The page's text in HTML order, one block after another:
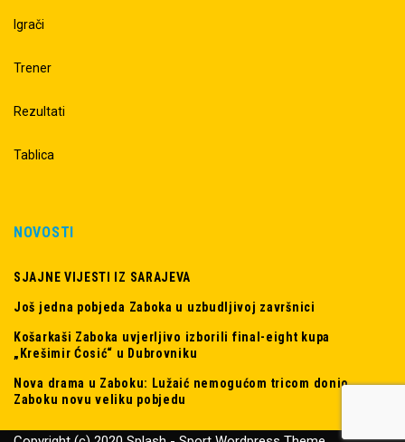
Igrači
Trener
Rezultati
Tablica
NOVOSTI
SJAJNE VIJESTI IZ SARAJEVA
Još jedna pobjeda Zaboka u uzbudljivoj završnici
Košarkaši Zaboka uvjerljivo izborili final-eight kupa
„Krešimir Ćosić“ u Dubrovniku
Nova drama u Zaboku: Lužaić nemogućom tricom donio
Zaboku novu veliku pobjedu